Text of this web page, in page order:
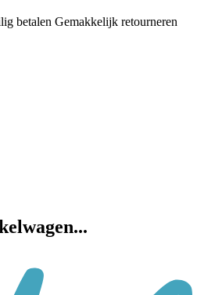
betalen Gemakkelijk retourneren